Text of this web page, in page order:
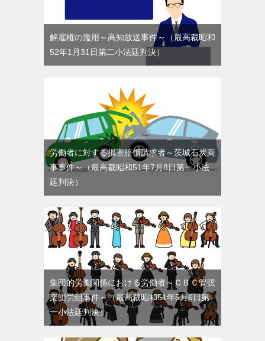
解雇権の濫用～高知放送事件～（最高裁昭和
52年1月31日第二小法廷判決）
労働者に対する損害賠償請求者～茨城石炭商
事事件～（最高裁昭和51年7月8日第一小法
廷判決）
集団的労働関係における労働者～ＣＢＣ管弦
楽団労組事件～（最高裁昭和51年5月6日第
一小法廷判決）